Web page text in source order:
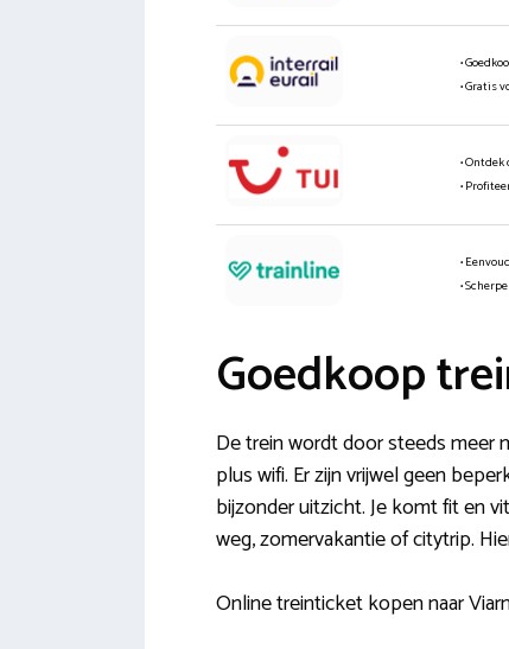
•
• Gratis
•
•
•
•
Goedkoop
De trein wordt door steeds meer
plus wifi. Er zijn vrijwel geen
bijzonder uitzicht. Je komt fit en
weg, zomervakantie of citytrip.
Online treinticket kopen naar